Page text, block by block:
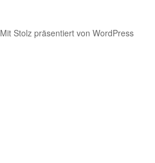
Mit Stolz präsentiert von WordPress